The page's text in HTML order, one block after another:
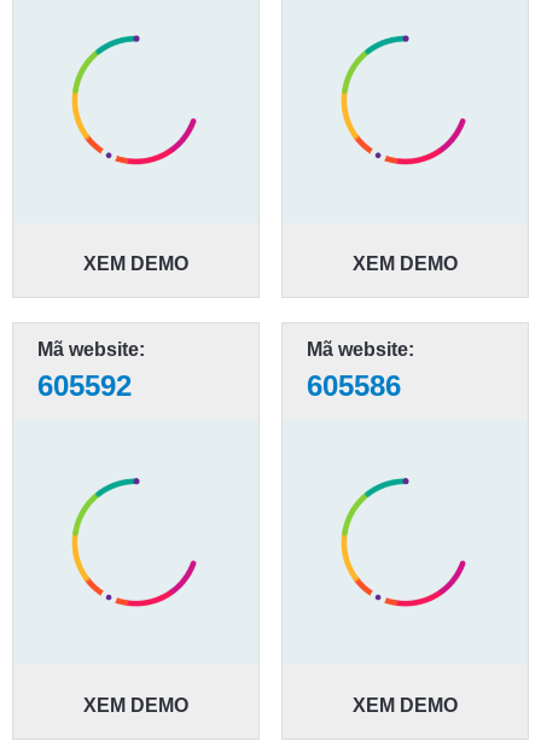
XEM DEMO XEM DEMO
Mã website:
605592
XEM DEMO
Mã website:
605586
XEM DEMO